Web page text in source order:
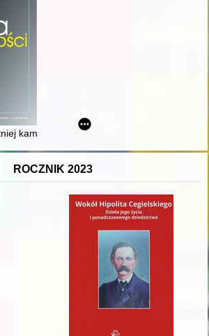
kampanii Antygonosa Monofthalmosa
ROCZNIK 2023